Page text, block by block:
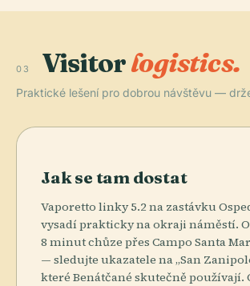
03 Visitorlogistics.
Praktické lešení pro dobrou návštěvu —
Jak se tam dostat
Vaporetto linky 5.2 na zastávku
vysadí prakticky na okraji náměstí.
8 minut chůze přes Campo Santa
— sledujte ukazatele na „San
které Benátčané skutečně používají.